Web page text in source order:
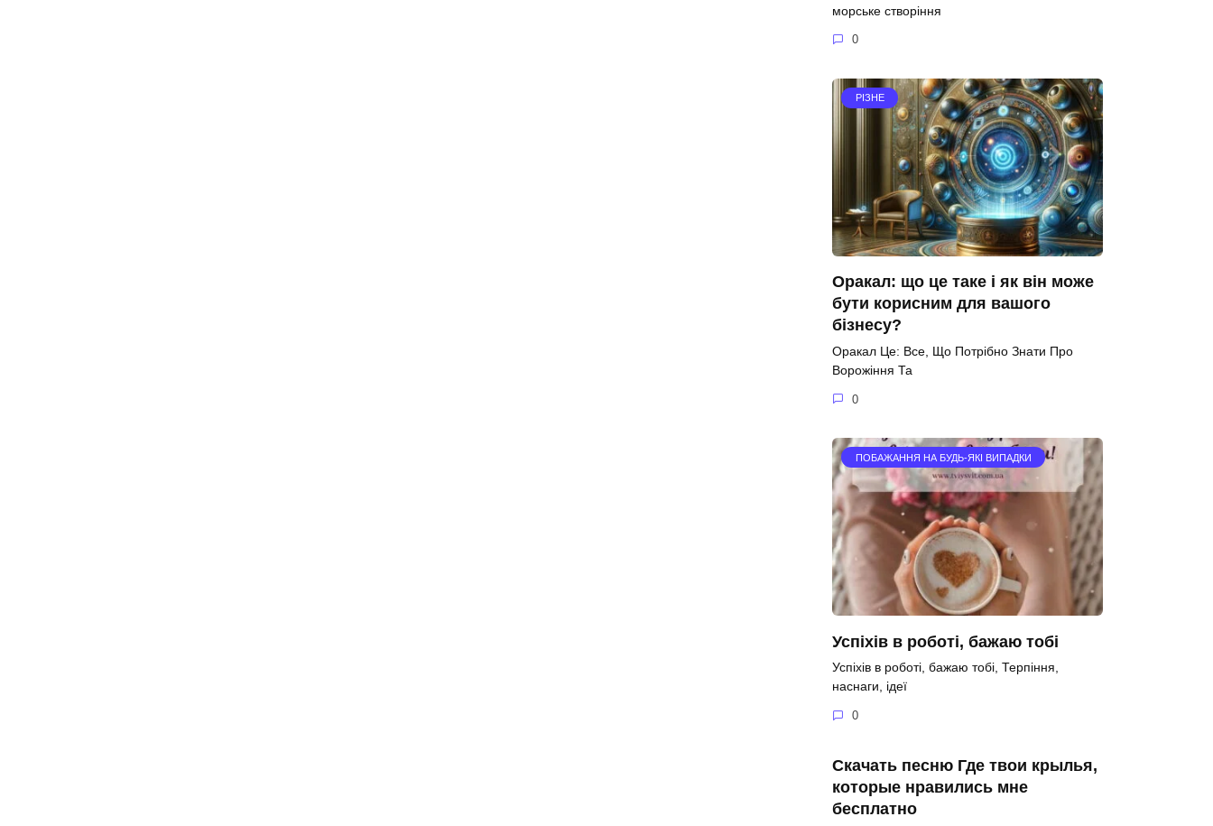
морське створіння
0
РІЗНЕ
Оракал: що це таке і як він може
бути корисним для вашого
бізнесу?
Оракал Це: Все, Що Потрібно Знати Про
Ворожіння Та
0
ПОБАЖАННЯ НА БУДЬ-ЯКІ ВИПАДКИ
Успіхів в роботі, бажаю тобі
Успіхів в роботі, бажаю тобі, Терпіння,
наснаги, ідеї
0
Скачать песню Где твои крылья,
которые нравились мне
бесплатно